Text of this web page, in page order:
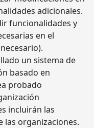
adicionales.
funcionalidades y
en el
un sistema de
basado en
probado
incluirán las
las organizaciones.